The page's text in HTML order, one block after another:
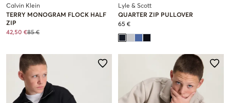
Calvin Klein
TERRY MONOGRAM FLOCK HALF
ZIP
42,50 €85 €
Lyle & Scott
QUARTER ZIP PULLOVER
65 €